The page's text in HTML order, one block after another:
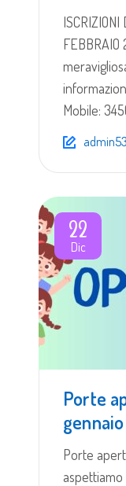
ISCRIZIONI
Mobile:
22
Dic
Porte
Porte